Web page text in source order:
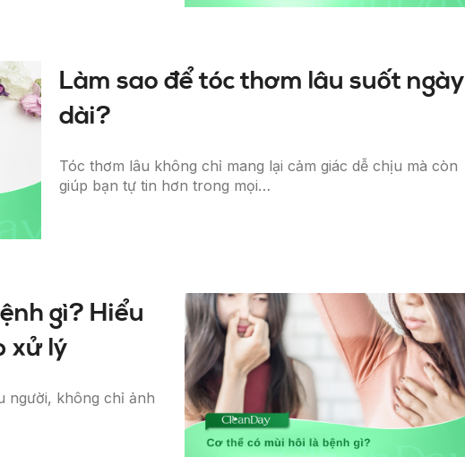
Làm sao để tóc thơm lâu suốt ngày
dài?
Tóc thơm lâu không chỉ mang lại cảm giác dễ chịu mà còn
giúp bạn tự tin hơn trong mọi…
gì? Hiểu
xử lý
người, không chỉ ảnh